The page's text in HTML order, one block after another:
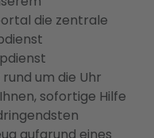
die zentrale
um die Uhr
sofortige Hilfe
aufgrund eines